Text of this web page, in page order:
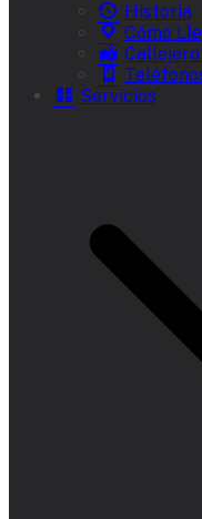
Historia
Cómo
Servicios